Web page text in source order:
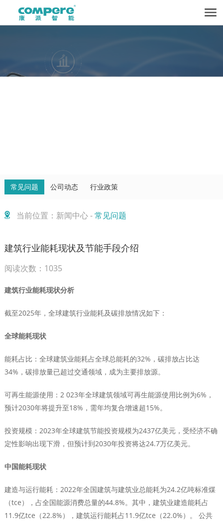
常见问题 公司动态 行业政策
当前位置：新闻中心 -常见问题
建筑行业能耗现状及节能手段介绍
阅读次数：1035
建筑行业能耗现状分析
截至2025年，全球建筑行业能耗及碳排放情况如下：
全球能耗现状
能耗占比‌：全球建筑业能耗占全球总能耗的32%，碳排放占比达
34%，碳排放量已超过交通领域，成为主要排放源。 ‌
可再生能源使用‌：2 023年全球建筑领域可再生能源使用比例为6%，
预计2030年将提升至18%，需年均复合增速超15%。 ‌
投资规模‌：2023年全球建筑节能投资规模为2437亿美元，受经济不确
定性影响出现下滑，但预计到2030年投资将达24.7万亿美元。 ‌
中国能耗现状
建造与运行能耗‌：2022年全国建筑与建筑业总能耗为24.2亿吨标准煤
（tce），占全国能源消费总量的44.8%。其中，建筑业建造能耗占
11.9亿tce（22.8%），建筑运行能耗占11.9亿tce（22.0%）。 ‌公共